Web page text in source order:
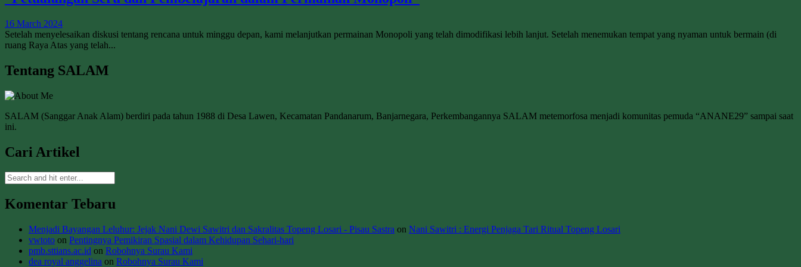
16 March 2024
Setelah menyelesaikan diskusi tentang rencana untuk minggu depan, kami melanjutkan permainan Monopoli yang telah dimodifikasi lebih lanjut. Setelah menemukan tempat yang nyaman untuk bermain (di
ruang Raya Atas yang telah...
Tentang SALAM
SALAM (Sanggar Anak Alam) berdiri pada tahun 1988 di Desa Lawen, Kecamatan Pandanarum, Banjarnegara, Perkembangannya SALAM metemorfosa menjadi komunitas pemuda “ANANE29” sampai saat
ini.
Cari Artikel
Komentar Tebaru
Menjadi Bayangan Leluhur: Jejak Nani Dewi Sawitri dan Sakralitas Topeng Losari - Pisau Sastra on Nani Sawitri : Energi Penjaga Tari Ritual Topeng Losari
vwtoto on Pentingnya Pemikiran Spasial dalam Kehidupan Sehari-hari
pmb.sttians.ac.id on Robohnya Surau Kami
dea royal anggelina on Robohnya Surau Kami